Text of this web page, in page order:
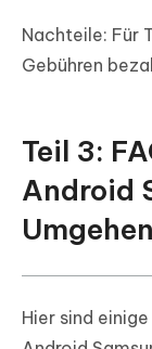
Nachteile: Für
Gebühren
Teil 3:
Android
Hier sind